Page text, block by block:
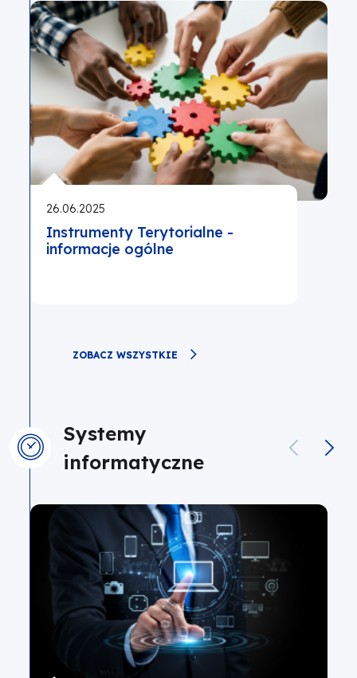
26.06.2025
Instrumenty Terytorialne -
informacje ogólne
ZOBACZ WSZYSTKIE
Systemy
informatyczne